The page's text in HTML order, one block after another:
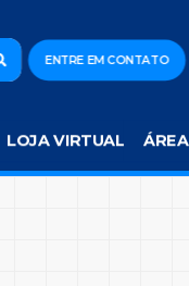
ENTRE EM CONTATO
LOJA VIRTUAL